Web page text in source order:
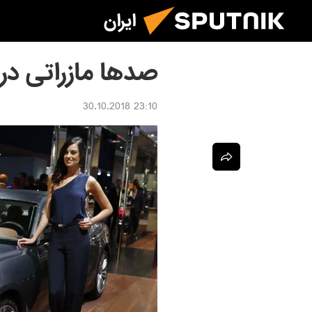
ایران
صدها مازراتی
23:10 30.10.2018